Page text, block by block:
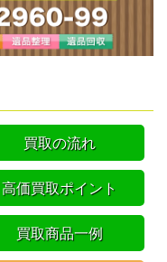
買取の流れ
高価買取ポイント
買取商品一例